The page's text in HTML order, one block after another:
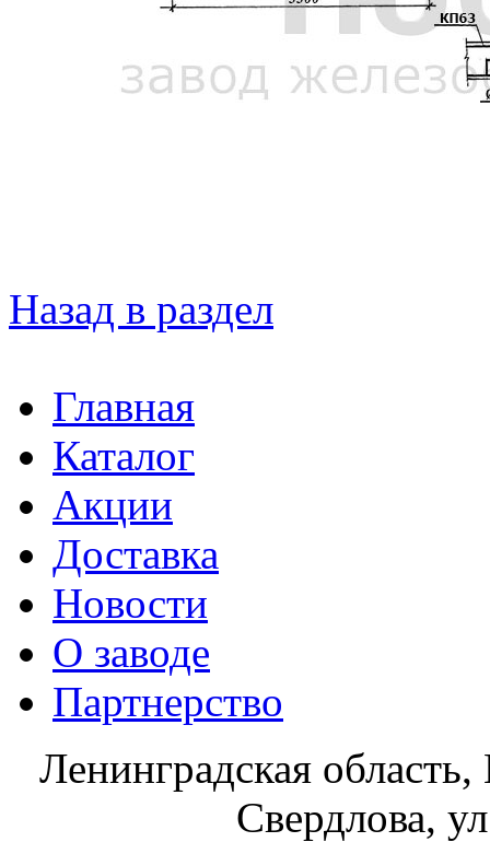
Назад в раздел
Главная
Каталог
Акции
Доставка
Новости
О заводе
Партнерство
Ленинградская
Свердлова,